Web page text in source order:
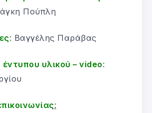
Πούπλη
: Βαγγέλης Παράβας
υλικού – video:
: